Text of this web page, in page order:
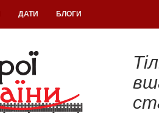
ДАТИ БЛОГИ